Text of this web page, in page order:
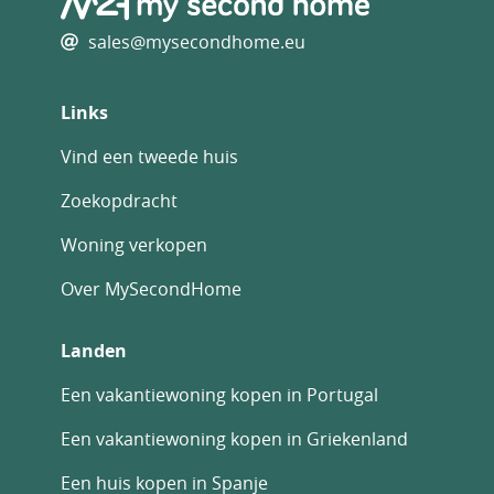
sales@mysecondhome.eu
Links
Vind een tweede huis
Zoekopdracht
Woning verkopen
Over MySecondHome
Landen
Een vakantiewoning kopen in Portugal
Een vakantiewoning kopen in Griekenland
Een huis kopen in Spanje